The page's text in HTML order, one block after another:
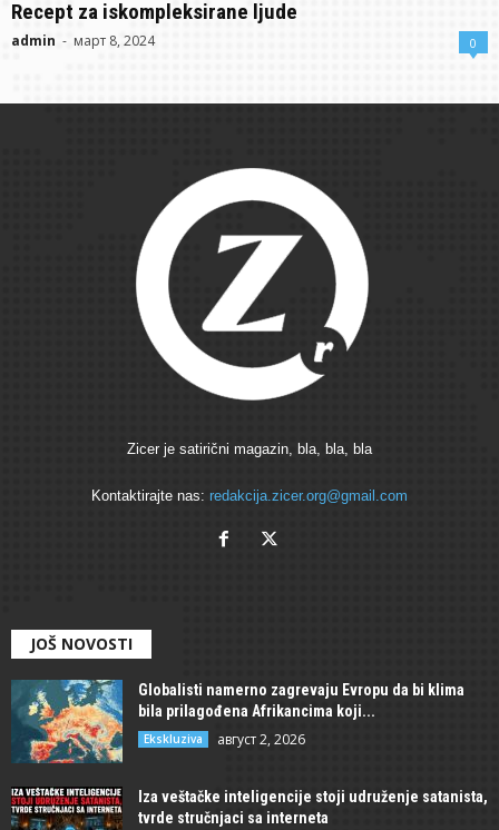
Recept za iskompleksirane ljude
admin - март 8, 2024 0
Zicer je satirični magazin, bla, bla, bla
Kontaktirajte nas: redakcija.zicer.org@gmail.com
JOŠ NOVOSTI
Globalisti namerno zagrevaju Evropu da bi klima
bila prilagođena Afrikancima koji...
Ekskluziva август 2, 2026
Iza veštačke inteligencije stoji udruženje satanista,
tvrde stručnjaci sa interneta